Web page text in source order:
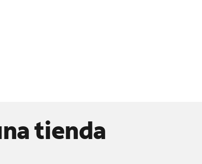
tienda